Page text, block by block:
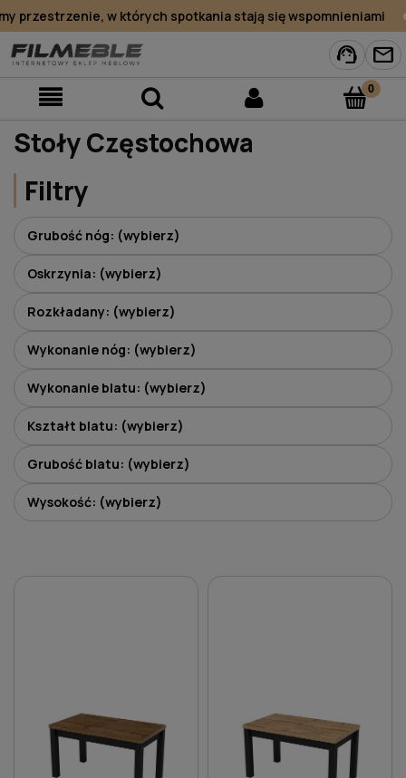
przestrzenie, w których spotkania stają się wspomnieniami
support_agent mail
Stoły Częstochowa
Filtry
Grubość nóg: (wybierz)
Oskrzynia: (wybierz)
Rozkładany: (wybierz)
Wykonanie nóg: (wybierz)
Wykonanie blatu: (wybierz)
Kształt blatu: (wybierz)
Grubość blatu: (wybierz)
Wysokość: (wybierz)